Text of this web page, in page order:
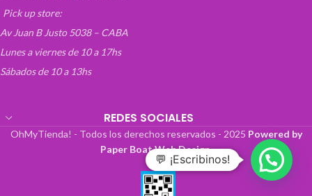
Pick up store:
Av Juan B Justo 5038 – CABA
Lunes a viernes de 10 a 17hs
Sábados de 10 a 13hs
REDES SOCIALES
OhMyTienda! - Todos los derechos reservados - 2025 Powered by
Paper Boat Web Design.
💬 ¡Escribinos!